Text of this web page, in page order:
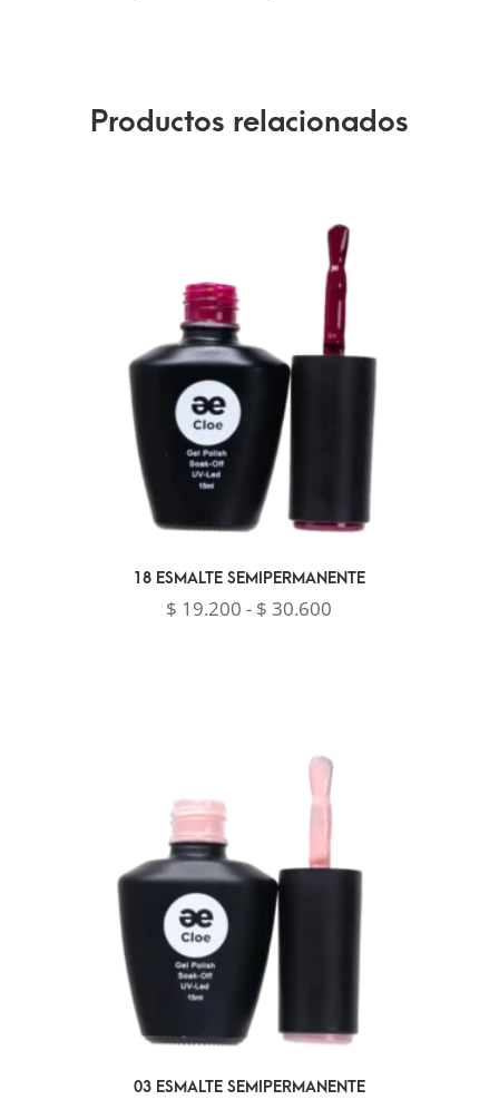
Productos relacionados
18 ESMALTE SEMIPERMANENTE
$ 19.200 - $ 30.600
$ 30.600
03 ESMALTE SEMIPERMANENTE